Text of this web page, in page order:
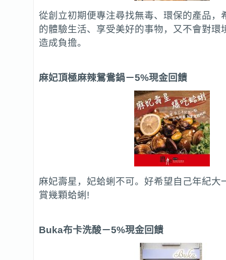
從創立初期便專注尋找無毒、環保的產品，
的體驗生活、享受美好的事物，又不會對環
造成負擔。
麻妃頂極麻辣鴛鴦鍋－5%現金回饋
麻妃壽星，妃蛤蜊不可。好希望自己年紀大
賞幾顆蛤蜊!
Buka布卡洗酸－5%現金回饋